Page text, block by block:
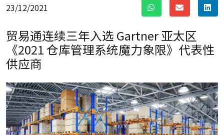
23/12/2021
贸易通连续三年入选 Gartner 亚太区
《2021 仓库管理系统魔力象限》代表性
供应商